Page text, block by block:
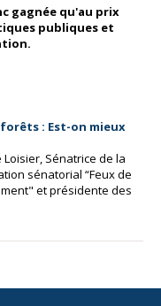
gagnée qu'au prix
publiques et
: Est-on mieux
Sénatrice de la
sénatorial “Feux de
et présidente des